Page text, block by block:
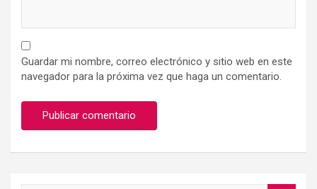
Guardar mi nombre, correo electrónico y sitio web en este
navegador para la próxima vez que haga un comentario.